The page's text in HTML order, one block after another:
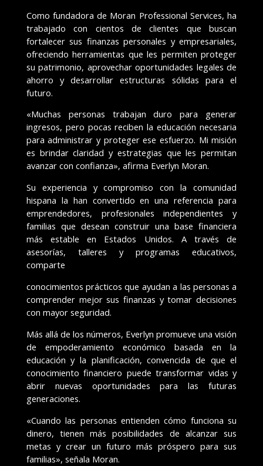
Como fundadora de Moran Professional Services, ha
trabajado con cientos de clientes que buscan
fortalecer sus finanzas personales y empresariales,
ofreciendo herramientas que les permiten proteger
su patrimonio, aprovechar oportunidades legales de
ahorro y desarrollar estructuras sólidas para el
futuro.
«Muchas personas trabajan duro para generar
ingresos, pero pocas reciben la educación necesaria
para administrar y proteger ese esfuerzo. Mi misión
es brindar claridad y estrategias que les permitan
avanzar con confianza», afirma Everlyn Moran.
Su experiencia y compromiso con la comunidad
hispana la han convertido en una referencia para
emprendedores, profesionales independientes y
familias que desean construir una base financiera
más estable en Estados Unidos. A través de
asesorías, talleres y programas educativos,
comparte
conocimientos prácticos que ayudan a las personas a
comprender mejor sus finanzas y tomar decisiones
con mayor seguridad.
Más allá de los números, Everlyn promueve una visión
de empoderamiento económico basada en la
educación y la planificación, convencida de que el
conocimiento financiero puede transformar vidas y
abrir nuevas oportunidades para las futuras
generaciones.
«Cuando las personas entienden cómo funciona su
dinero, tienen más posibilidades de alcanzar sus
metas y crear un futuro más próspero para sus
familias», señala Moran.